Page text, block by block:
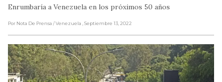
Enrumbaría a Venezuela en los próximos 50 años
Por Nota De Prensa / Venezuela , Septiembre 13, 2022